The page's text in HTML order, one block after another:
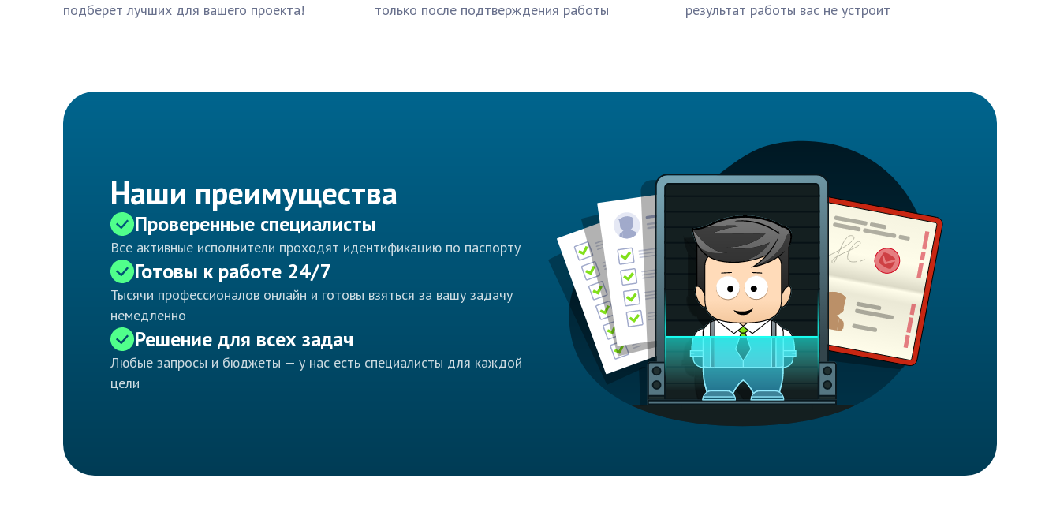
подберёт лучших для вашего проекта!
только после подтверждения работы
результат работы вас не устроит
Наши преимущества
Проверенные специалисты
Все активные исполнители проходят идентификацию по паспорту
Готовы к работе 24/7
Тысячи профессионалов онлайн и готовы взяться за вашу задачу
немедленно
Решение для всех задач
Любые запросы и бюджеты — у нас есть специалисты для каждой
цели